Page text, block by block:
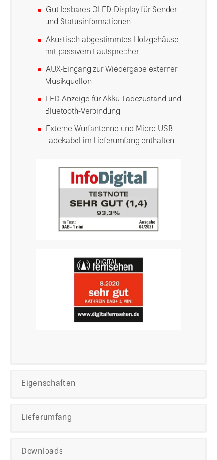
Gut lesbares OLED-Display für Sender-
und Statusinformationen
Akustisch abgestimmtes Holzgehäuse
mit passivem Lautsprecher
AUX-Eingang zur Wiedergabe externer
Musikquellen
LED-Anzeige für Akku-Ladezustand und
Bluetooth-Verbindung
Externe Wurfantenne und Micro-USB-
Ladekabel im Lieferumfang enthalten
Eigenschaften
Lieferumfang
Downloads